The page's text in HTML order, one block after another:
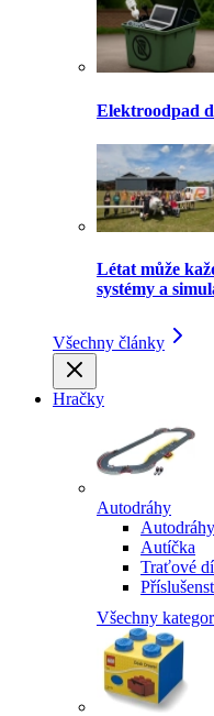
Elektroodpad
Létat může
systémy a
Všechny články
Hračky
Autodráhy
Autíčka
Traťové
Všechny